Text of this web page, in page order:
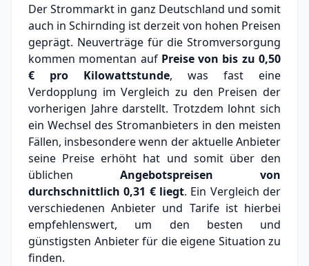
Der Strommarkt in ganz Deutschland und somit
auch in Schirnding ist derzeit von hohen Preisen
geprägt. Neuverträge für die Stromversorgung
kommen momentan auf Preise von bis zu0,50
€ pro Kilowattstunde, was fast eine
Verdopplung im Vergleich zu den Preisen der
vorherigen Jahre darstellt. Trotzdem lohnt sich
ein Wechsel des Stromanbieters in den meisten
Fällen, insbesondere wenn der aktuelle Anbieter
seine Preise erhöht hat und somit über den
üblichen Angebotspreisen von
durchschnittlich0,31 €liegt. Ein Vergleich der
verschiedenen Anbieter und Tarife ist hierbei
empfehlenswert, um den besten und
günstigsten Anbieter für die eigene Situation zu
finden.